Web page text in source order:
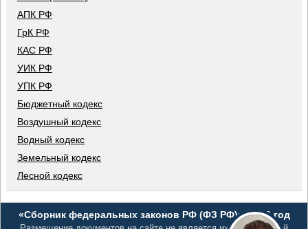
АПК РФ
ГрК РФ
КАС РФ
УИК РФ
УПК РФ
Бюджетный кодекс
Воздушный кодекс
Водный кодекс
Земельный кодекс
Лесной кодекс
«Сборник федеральных законов РФ (ФЗ РФ)», 2026 год